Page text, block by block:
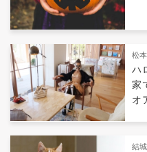
松
ハ
家
オ
結城